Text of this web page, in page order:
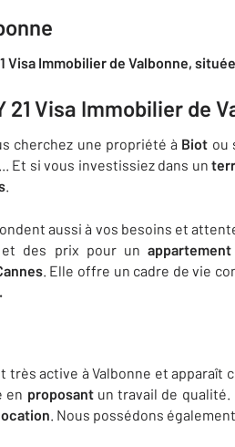
Immobilier de Valbonne,
Visa Immobilier de
cherchez une propriété à Biot ou
... Et si vous investissiez dans un
aussi à vos besoins et
et des prix pour unappartement
. Elle offre un cadre de vie
très active à Valbonne et apparaît
en proposantun travail de qualité.
. Nous possédons